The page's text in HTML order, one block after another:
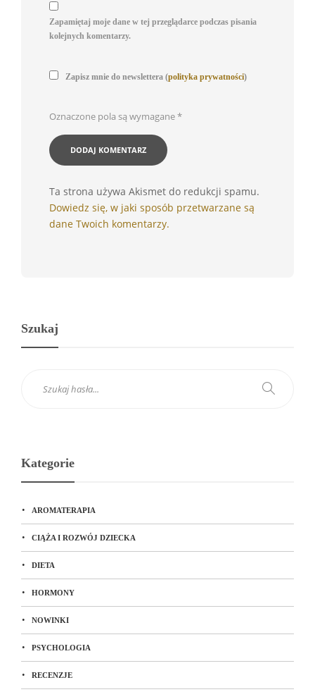
Zapamiętaj moje dane w tej przeglądarce podczas pisania
kolejnych komentarzy.
Zapisz mnie do newslettera (polityka prywatności)
Oznaczone pola są wymagane*
Ta strona używa Akismet do redukcji spamu.
Dowiedz się, w jaki sposób przetwarzane są
dane Twoich komentarzy.
Szukaj
Kategorie
AROMATERAPIA
CIĄŻA I ROZWÓJ DZIECKA
DIETA
HORMONY
NOWINKI
PSYCHOLOGIA
RECENZJE